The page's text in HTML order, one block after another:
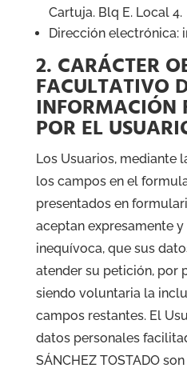
Cartuja. Blq E. Local 4.
Dirección electrónica:
2. CARÁCTER
FACULTATIVO
INFORMACIÓN
POR EL
Los Usuarios, mediante
los campos en el
presentados en
aceptan expresamente
inequívoca, que sus
atender su petición, por
siendo voluntaria la
campos restantes. El
datos personales
SÁNCHEZ TOSTADO